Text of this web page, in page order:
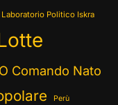
Laboratorio Politico Iskra
Comando Nato
Perù